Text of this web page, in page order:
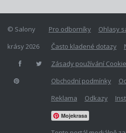
Pro odborníky Ohlasy
Často kladené dotazy
Zásady používání
Obchodní podmínky
Reklama
Odkazy
Mojekrasa
© Salony
krásy 2026